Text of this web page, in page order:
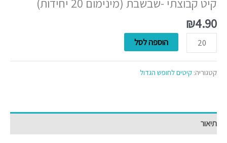
קיט קבוצתי -שבשבת (מינימום 20 יחידות)
₪4.90
הוספה לסל
קטגוריה: קיטים לחופש הגדול
תיאור